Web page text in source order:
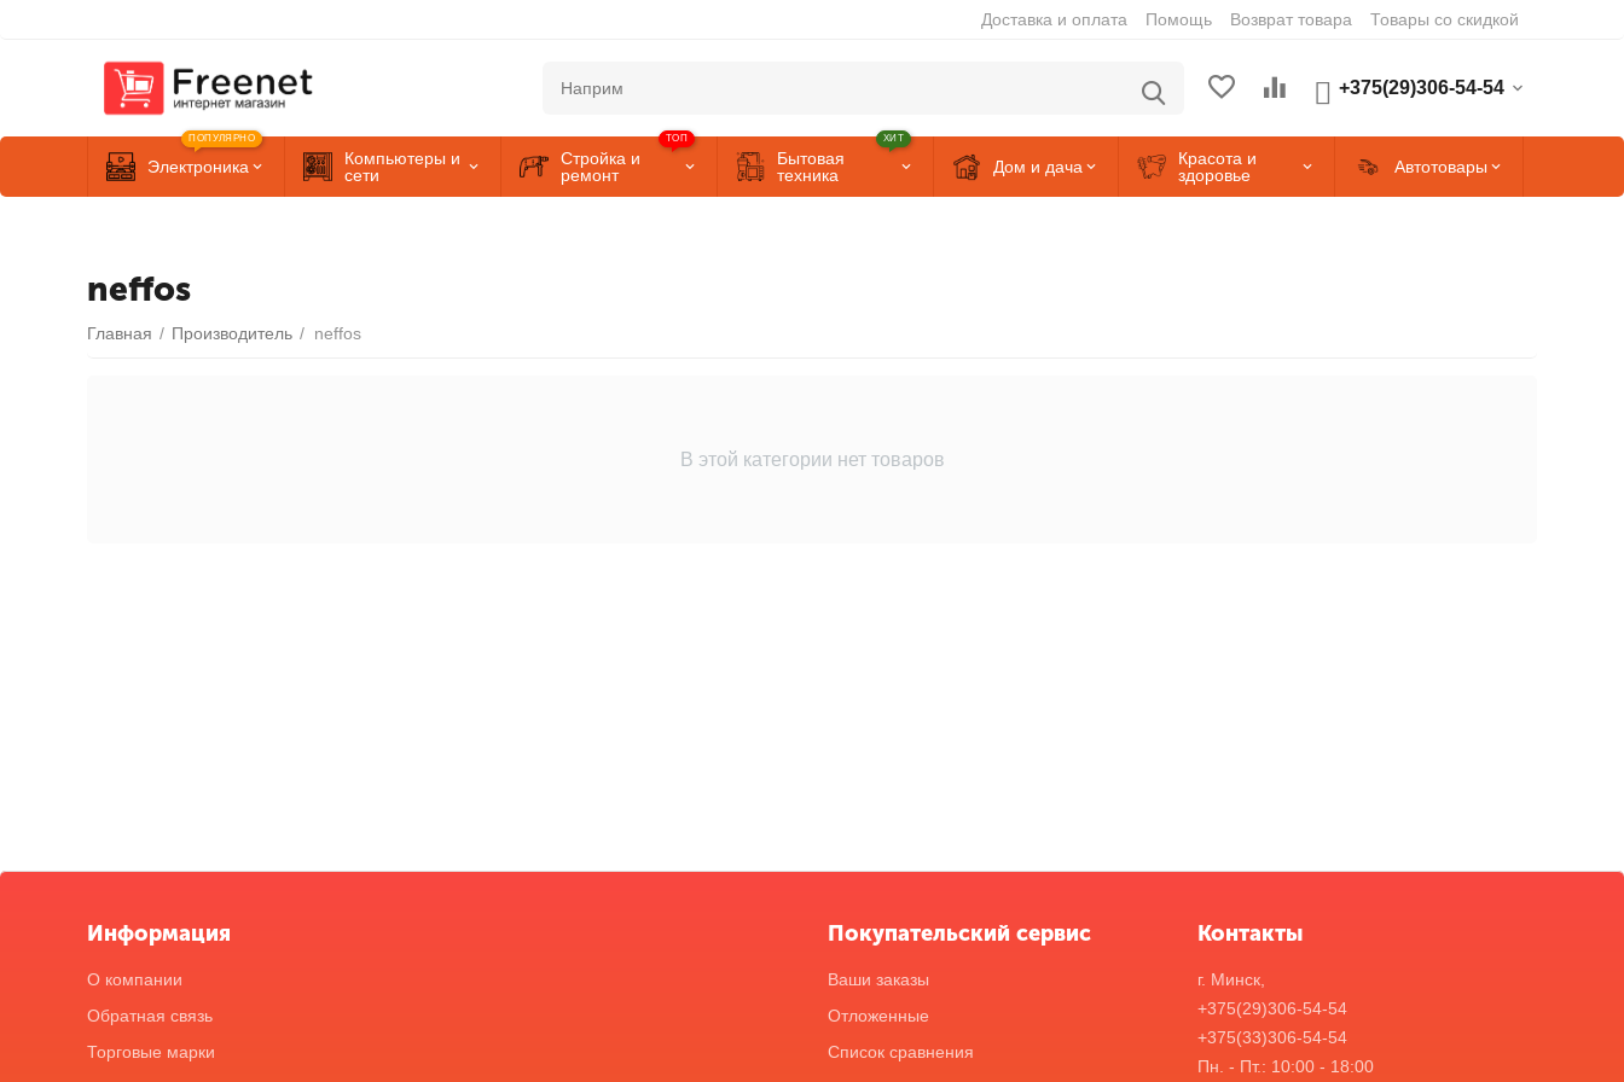
Доставка и оплата Помощь Возврат товара Товары со скидкой
+375(29)306-54-54
Электроника
ПОПУЛЯРНО
Компьютеры и
сети
Стройка и
ремонт
ТОП
Бытовая
техника
ХИТ
Дом и дача
Красота и
здоровье
Автотовары
neffos
Главная / Производитель / neffos
В этой категории нет товаров
Информация
О компании
Обратная связь
Торговые марки
Покупательский сервис
Ваши заказы
Отложенные
Список сравнения
Контакты
г. Минск,
+375(29)306-54-54
+375(33)306-54-54
Пн. - Пт.: 10:00 - 18:00